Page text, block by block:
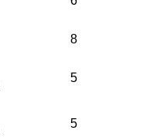
8
5
5